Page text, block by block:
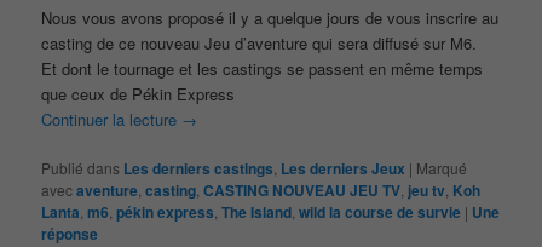
Nous vous avons proposé il y a quelque jours de vous inscrire au
casting de ce nouveau Jeu d’aventure qui sera diffusé sur M6.
Et dont le tournage et les castings se passent en même temps
que ceux de Pékin Express
Continuer la lecture →
Publié dans Les derniers castings, Les derniers Jeux | Marqué
avecaventure,casting,CASTING NOUVEAU JEU TV, jeu tv, Koh
Lanta,m6,pékin express,The Island,wild la course de survie | Une
réponse